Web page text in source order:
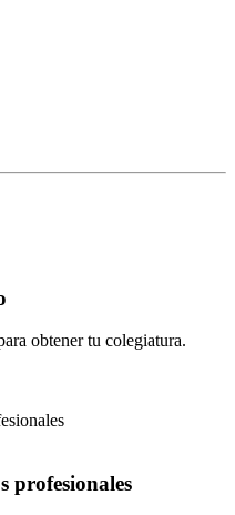
obtener tu colegiatura.
profesionales